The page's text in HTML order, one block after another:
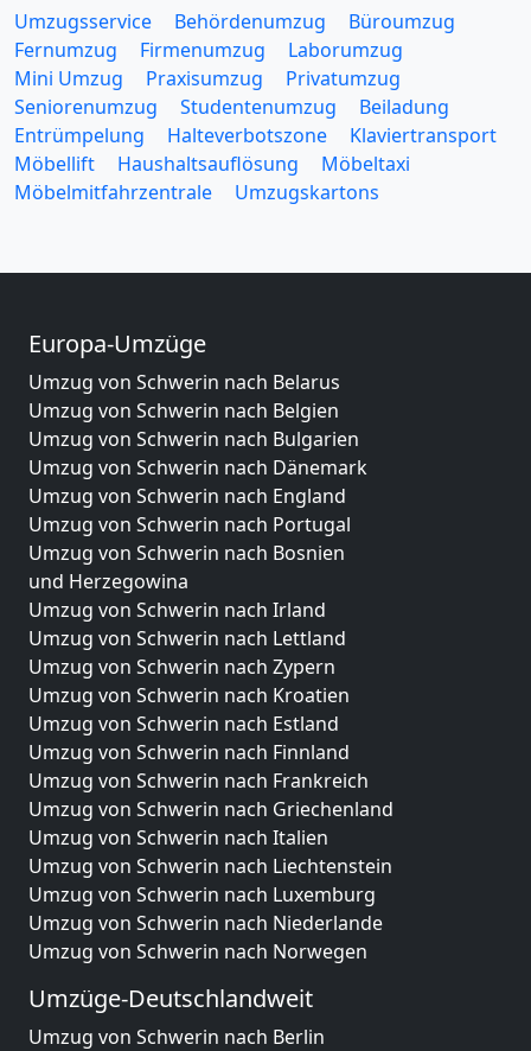
Umzugsservice Behördenumzug
Büroumzug
Fernumzug
Firmenumzug
Laborumzug
Mini Umzug
Praxisumzug
Privatumzug
Seniorenumzug
Studentenumzug
Beiladung
Entrümpelung
Halteverbotszone
Klaviertransport
Möbellift
Haushaltsauflösung
Möbeltaxi
Möbelmitfahrzentrale
Umzugskartons
Europa-Umzüge
Umzug von Schwerin nach Belarus
Umzug von Schwerin nach Belgien
Umzug von Schwerin nach Bulgarien
Umzug von Schwerin nach Dänemark
Umzug von Schwerin nach England
Umzug von Schwerin nach Portugal
Umzug von Schwerin nach Bosnien
und Herzegowina
Umzug von Schwerin nach Irland
Umzug von Schwerin nach Lettland
Umzug von Schwerin nach Zypern
Umzug von Schwerin nach Kroatien
Umzug von Schwerin nach Estland
Umzug von Schwerin nach Finnland
Umzug von Schwerin nach Frankreich
Umzug von Schwerin nach Griechenland
Umzug von Schwerin nach Italien
Umzug von Schwerin nach Liechtenstein
Umzug von Schwerin nach Luxemburg
Umzug von Schwerin nach Niederlande
Umzug von Schwerin nach Norwegen
Umzüge-Deutschlandweit
Umzug von Schwerin nach Berlin